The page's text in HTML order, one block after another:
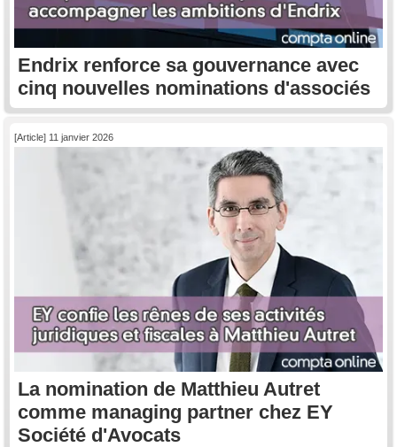
Endrix renforce sa gouvernance avec
cinq nouvelles nominations d'associés
[Article] 11 janvier 2026
La nomination de Matthieu Autret
comme managing partner chez EY
Société d'Avocats